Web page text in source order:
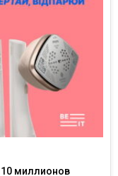
10 миллионов